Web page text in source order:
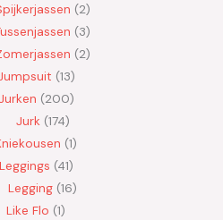
2
3
2
13
200
Jurk 174
1
Leggings 41
Legging 16
Like Flo 1